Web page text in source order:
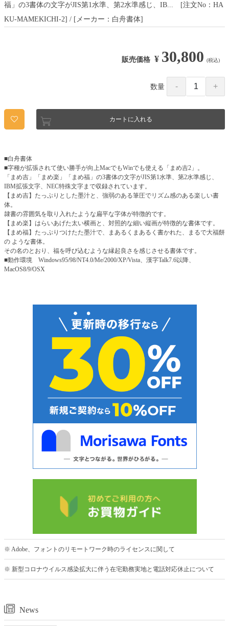
福」の3書体の文字がJIS第1水準、第2水準感じ、IB... [注文No：HA
KU-MAMEKICHI-2] / [メーカー：白舟書体]
販売価格 ¥ 30,800 (税込)
数量
カートに入れる
■白舟書体
■字種が拡張されて使い勝手が向上MacでもWinでも使える「まめ吉2」。
「まめ吉」「まめ楽」「まめ福」の3書体の文字がJIS第1水準、第2水準感じ、
IBM拡張文字、NEC特殊文字まで収録されています。
【まめ吉】たっぷりとした墨汁と、強弱のある筆圧でリズム感のある楽しい書
体。
隷書の雰囲気を取り入れたような扁平な字体が特徴的です。
【まめ楽】はらいあげた太い横画と、対照的な細い縦画が特徴的な書体です。
【まめ福】たっぷりつけたた墨汁で、まあるくまあるく書かれた、まるで大福餅
の ような書体。
その名のとおり、福を呼び込むような縁起良さを感じさせる書体です。
■動作環境 Windows95/98/NT4.0/Me/2000/XP/Vista、漢字Talk7.6以降、
MacOS8/9/OSX
※ Adobe、フォントのリモートワーク時のライセンスに関して
※ 新型コロナウイルス感染拡大に伴う在宅勤務実地と電話対応休止について
News